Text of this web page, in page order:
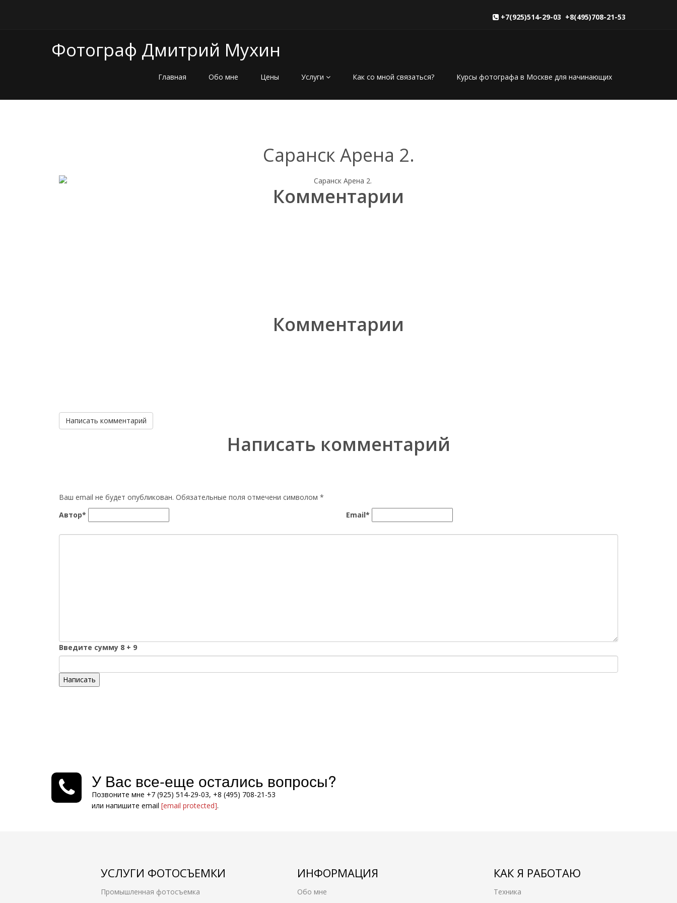
+7(925)514-29-03 +8(495)708-21-53
Фотограф Дмитрий Мухин
Главная Обо мне Цены Услуги Как со мной связаться? Курсы фотографа в Москве для начинающих
Саранск Арена 2.
Комментарии
Комментарии
Написать комментарий
Написать комментарий
Ваш email не будет опубликован. Обязательные поля отмечени символом *
Автор*
Email*
Введите сумму 8 + 9
Написать
У Вас все-еще остались вопросы?
Позвоните мне +7 (925) 514-29-03, +8 (495) 708-21-53
или напишите email [email protected].
УСЛУГИ ФОТОСЪЕМКИ
Промышленная фотосъемка
ИНФОРМАЦИЯ
Обо мне
КАК Я РАБОТАЮ
Техника